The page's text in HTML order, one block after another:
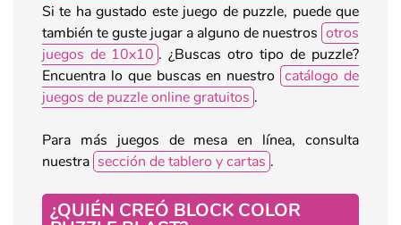
Si te ha gustado este juego de puzzle, puede que
también te guste jugar a alguno de nuestros otros
juegos de 10x10 . ¿Buscas otro tipo de puzzle?
Encuentra lo que buscas en nuestro catálogo de
juegos de puzzle online gratuitos .
Para más juegos de mesa en línea, consulta
nuestra sección de tablero y cartas .
¿QUIÉN CREÓ BLOCK COLOR